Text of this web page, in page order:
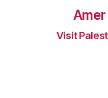
Amer
Visit